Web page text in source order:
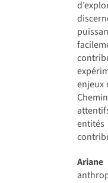
enjeux
entités